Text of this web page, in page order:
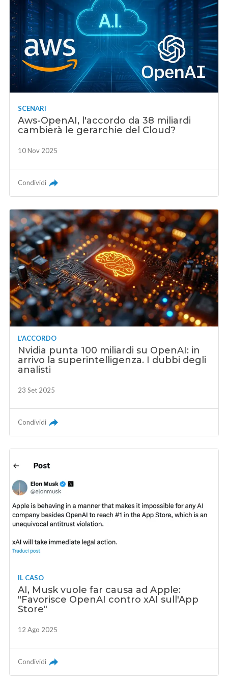
SCENARI
Aws-OpenAI, l'accordo da 38 miliardi
cambierà le gerarchie del Cloud?
10 Nov 2025
Condividi
L'ACCORDO
Nvidia punta 100 miliardi su OpenAI: in
arrivo la superintelligenza. I dubbi degli
analisti
23 Set 2025
Condividi
IL CASO
AI, Musk vuole far causa ad Apple:
"Favorisce OpenAI contro xAI sull'App
Store"
12 Ago 2025
Condividi